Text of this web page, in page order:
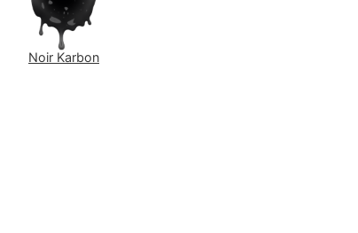
Noir Karbon